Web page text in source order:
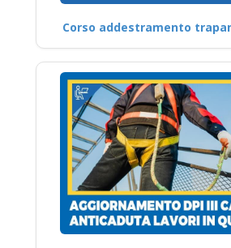
Corso addestramento